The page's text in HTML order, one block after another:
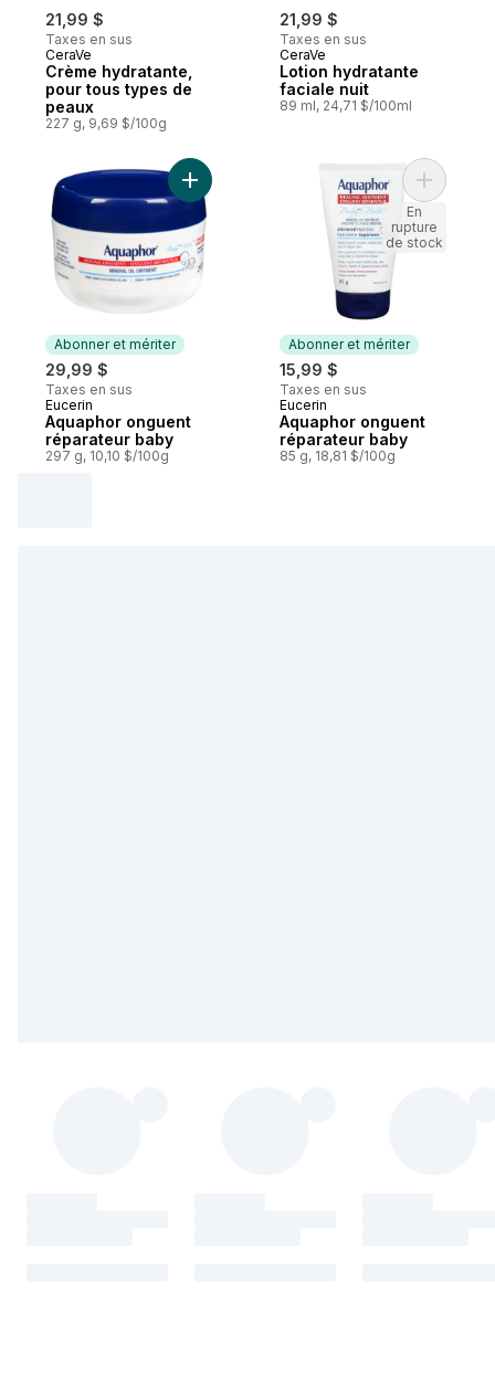
21,99 $
Taxes en sus
CeraVe
Crème hydratante,
pour tous types de
peaux
227 g, 9,69 $/100g
21,99 $
Taxes en sus
CeraVe
Lotion hydratante
faciale nuit
89 ml, 24,71 $/100ml
Abonner et mériter
29,99 $
Taxes en sus
Abonner et mériter
Eucerin
Aquaphor onguent
réparateur baby
297 g, 10,10 $/100g
Ajouter Aquaphor onguent réparateur
Abonner et mériter
15,99 $
Taxes en sus
Abonner et mériter
Eucerin
Aquaphor onguent
réparateur baby
85 g, 18,81 $/100g
Ajouter
En
rupture
de stock